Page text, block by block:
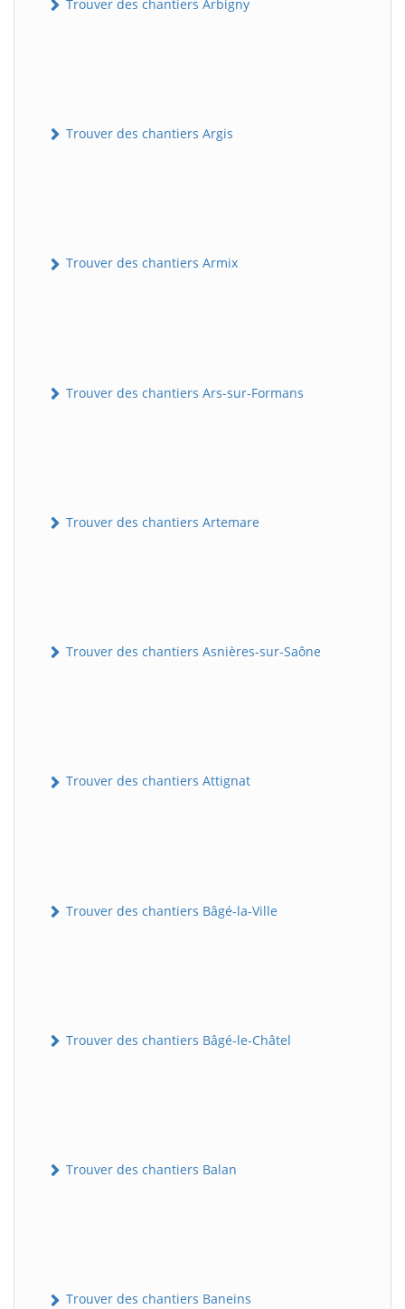
Trouver des chantiers Arbigny
Trouver des chantiers Argis
Trouver des chantiers Armix
Trouver des chantiers Ars-sur-Formans
Trouver des chantiers Artemare
Trouver des chantiers Asnières-sur-Saône
Trouver des chantiers Attignat
Trouver des chantiers Bâgé-la-Ville
Trouver des chantiers Bâgé-le-Châtel
Trouver des chantiers Balan
Trouver des chantiers Baneins